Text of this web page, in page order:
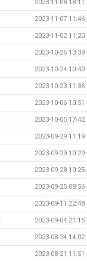
2023-11-08 18:11
2023-11-07 11:46
2023-11-02 11:20
2023-10-26 13:39
2023-10-24 10:40
2023-10-23 11:36
2023-10-06 10:51
2023-10-05 17:42
2023-09-29 11:19
2023-09-29 10:29
2023-09-28 10:25
2023-09-25 08:56
2023-09-11 22:48
2023-09-04 21:15
2023-08-24 14:02
2023-08-21 11:51